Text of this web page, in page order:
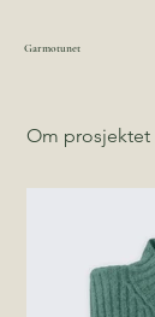
Garmotunet
Om prosjektet